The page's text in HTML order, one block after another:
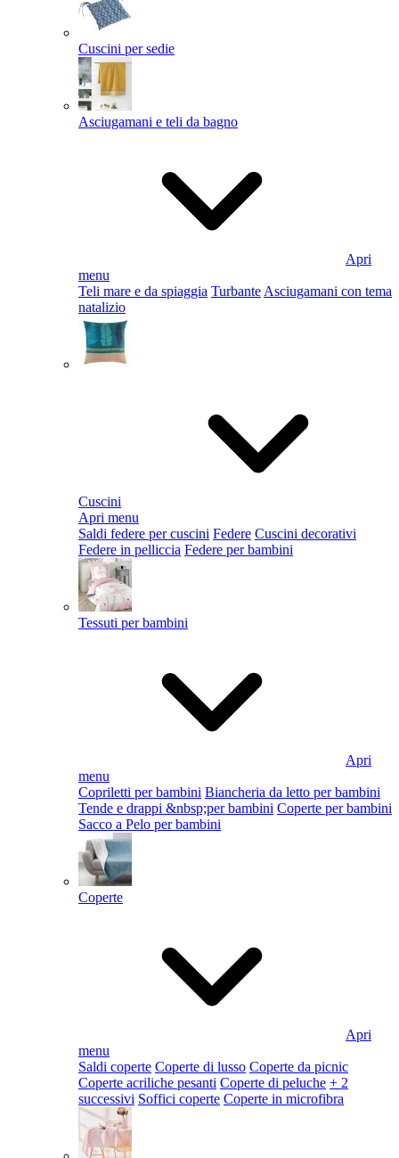
Cuscini per sedie
Asciugamani e teli da bagno
Apri
menu
Teli mare e da spiaggia Turbante Asciugamani con tema
natalizio
Cuscini
Apri menu
Saldi federe per cuscini Federe Cuscini decorativi
Federe in pelliccia Federe per bambini
Tessuti per bambini
Apri
menu
Copriletti per bambini Biancheria da letto per bambini
Tende e drappi &nbsp;per bambini Coperte per bambini
Sacco a Pelo per bambini
Coperte
Apri
menu
Saldi coperte Coperte di lusso Coperte da picnic
Coperte acriliche pesanti Coperte di peluche + 2
successivi Soffici coperte Coperte in microfibra